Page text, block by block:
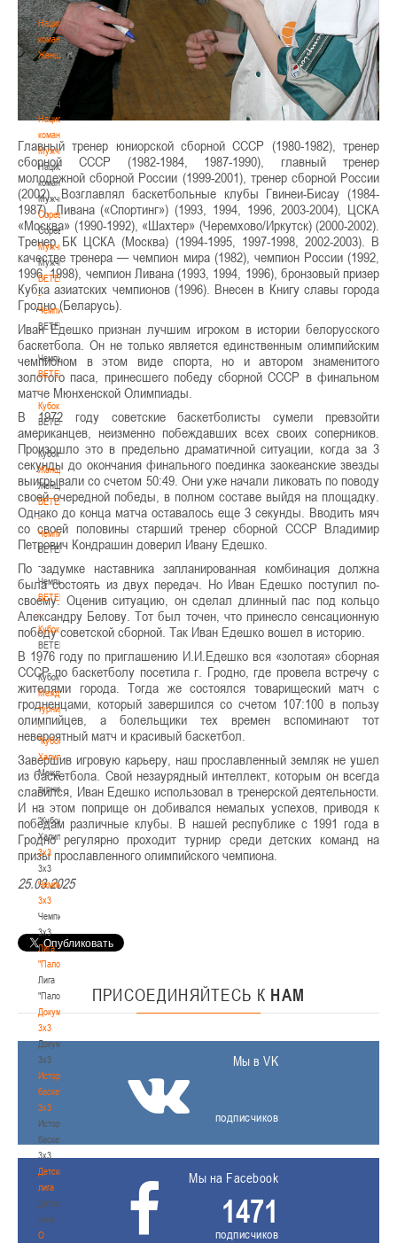
3х3
Национальная
команда.
Женщины
Национальная
команда.
Женщины
Национальная
команда.
Мужчины
Национальная
команда.
Мужчины
Соревнования
Соревнования
Мужчины
Мужчины
BETERA
-
Чемпионат
BETERA
-
Чемпионат
BETERA
-
Кубок
BETERA
-
Кубок
Женщины
Женщины
BETERA
-
Чемпионат
BETERA
-
Чемпионат
BETERA
-
Кубок
BETERA
-
Кубок
Международный
турнир
-
"Кубок
Халипского"
Международный
турнир
-
"Кубок
Халипского"
3x3
3x3
Чемпионат
3х3
Чемпионат
3х3
Лига
"Палова"
Лига
"Палова"
Документы
3х3
Документы
3х3
История
баскетбола
3х3
История
баскетбола
3х3
Детская
лига
Детская
лига
О
Главный тренер юниорской сборной СССР (1980-1982), тренер
сборной СССР (1982-1984, 1987-1990), главный тренер
молодежной сборной России (1999-2001), тренер сборной России
(2002). Возглавлял баскетбольные клубы Гвинеи-Бисау (1984-
1987), Ливана («Спортинг») (1993, 1994, 1996, 2003-2004), ЦСКА
«Москва» (1990-1992), «Шахтер» (Черемхово/Иркутск) (2000-2002).
Тренер БК ЦСКА (Москва) (1994-1995, 1997-1998, 2002-2003). В
качестве тренера — чемпион мира (1982), чемпион России (1992,
1996, 1998), чемпион Ливана (1993, 1994, 1996), бронзовый призер
Кубка азиатских чемпионов (1996). Внесен в Книгу славы города
Гродно (Беларусь).
Иван Едешко признан лучшим игроком в истории белорусского
баскетбола. Он не только является единственным олимпийским
чемпионом в этом виде спорта, но и автором знаменитого
золотого паса, принесшего победу сборной СССР в финальном
матче Мюнхенской Олимпиады.
В 1972 году советские баскетболисты сумели превзойти
американцев, неизменно побеждавших всех своих соперников.
Произошло это в предельно драматичной ситуации, когда за 3
секунды до окончания финального поединка заокеанские звезды
выигрывали со счетом 50:49. Они уже начали ликовать по поводу
своей очередной победы, в полном составе выйдя на площадку.
Однако до конца матча оставалось еще 3 секунды. Вводить мяч
со своей половины старший тренер сборной СССР Владимир
Петрович Кондрашин доверил Ивану Едешко.
По задумке наставника запланированная комбинация должна
была состоять из двух передач. Но Иван Едешко поступил по-
своему. Оценив ситуацию, он сделал длинный пас под кольцо
Александру Белову. Тот был точен, что принесло сенсационную
победу советской сборной. Так Иван Едешко вошел в историю.
В 1976 году по приглашению И.И.Едешко вся «золотая» сборная
СССР по баскетболу посетила г. Гродно, где провела встречу с
жителями города. Тогда же состоялся товарищеский матч с
гродненцами, который завершился со счетом 107:100 в пользу
олимпийцев, а болельщики тех времен вспоминают тот
невероятный матч и красивый баскетбол.
Завершив игровую карьеру, наш прославленный земляк не ушел
из баскетбола. Свой незаурядный интеллект, которым он всегда
славился, Иван Едешко использовал в тренерской деятельности.
И на этом поприще он добивался немалых успехов, приводя к
победам различные клубы. В нашей республике с 1991 года в
Гродно регулярно проходит турнир среди детских команд на
призы прославленного олимпийского чемпиона.
25.03.2025
ПРИСОЕДИНЯЙТЕСЬ К НАМ
Мы в VK
подписчиков
Мы на Facebook
1471
подписчиков